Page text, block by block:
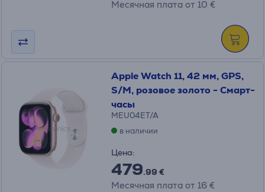
Месячная плата от 10 €
Apple Watch 11, 42 мм, GPS,
S/M, розовое золото - Смарт-
часы
MEU04ET/A
в наличии
Цена:
479.99 €
Месячная плата от 16 €